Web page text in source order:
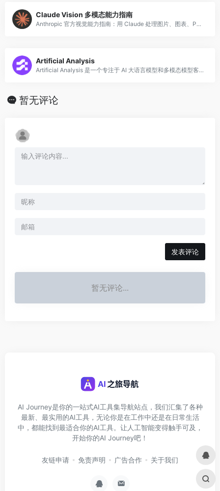
Claude Vision 多模态能力指南
Anthropic 官方视觉能力指南：用 Claude 处理图片、图表、PDF，涵盖 OCR、图像分析、图表解读，附带代码示例。
Artificial Analysis
Artificial Analysis 是一个专注于 AI 大语言模型和多模态模型客观评测与性能对比的独立分析平台，提供涵盖推理速度、输出质量、价格效益、上下文
暂无评论
发表评论
暂无评论...
AI Journey是你的一站式AI工具集导航站点，我们汇集了各种
最新、最实用的AI工具，无论你是在工作中还是在日常生活
中，都能找到最适合你的AI工具。让人工智能变得触手可及，
开始你的AI Journey吧！
友链申请 免责声明 广告合作 关于我们